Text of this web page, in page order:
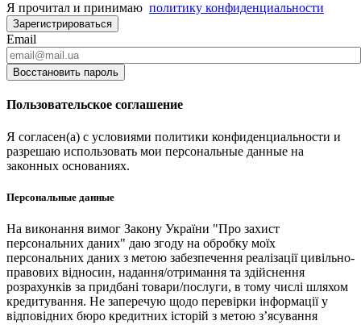
Я прочитал и принимаю политику конфиденциальности
Зарегистрироваться
Email
Восстановить пароль
Пользовательское соглашение
Я согласен(а) с условиями политики конфиденциальности и
разрешаю использовать мои персональные данные на
законных основаниях.
Персональные данные
На виконання вимог Закону України "Про захист
персональних даних" даю згоду на обробку моїх
персональних даних з метою забезпечення реалізації цивільно-
правових відносин, надання/отримання та здійснення
розрахунків за придбані товари/послуги, в тому числі шляхом
кредитування. Не заперечую щодо перевірки інформації у
відповідних бюро кредитних історій з метою з’ясування